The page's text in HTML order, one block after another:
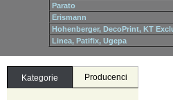
Parato
Erismann
Hohenberger, DecoPrint, KT
Linea, Patifix, Ugepa
Kategorie Producenci